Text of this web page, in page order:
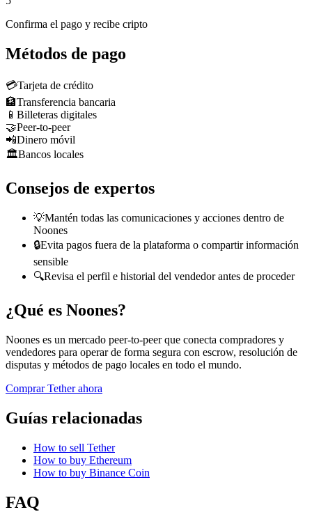
Confirma el pago y recibe cripto
Métodos de pago
💳Tarjeta de crédito
🏦Transferencia bancaria
📱 Billeteras digitales
🤝Peer-to-peer
📲Dinero móvil
🏛️Bancos locales
Consejos de expertos
💡Mantén todas las comunicaciones y acciones dentro de
Noones
🔒Evita pagos fuera de la plataforma o compartir información
sensible
🔍Revisa el perfil e historial del vendedor antes de proceder
¿Qué es Noones?
Noones es un mercado peer-to-peer que conecta compradores y
vendedores para operar de forma segura con escrow, resolución de
disputas y métodos de pago locales en todo el mundo.
Comprar Tether ahora
Guías relacionadas
How to sell Tether
How to buy Ethereum
How to buy Binance Coin
FAQ